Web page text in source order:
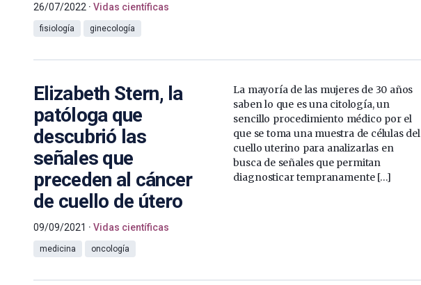
26/07/2022 Vidas científicas
fisiología ginecología
Elizabeth Stern, la
patóloga que
descubrió las
señales que
preceden al cáncer
de cuello de útero
09/09/2021 Vidas científicas
medicina oncología
La mayoría de las mujeres de 30 años
saben lo que es una citología, un
sencillo procedimiento médico por el
que se toma una muestra de células del
cuello uterino para analizarlas en
busca de señales que permitan
diagnosticar tempranamente […]